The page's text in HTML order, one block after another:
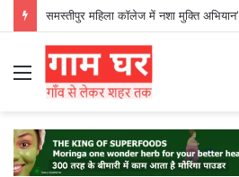
समस्तीपुर महिला कॉलेज में नशा मुक्ति अभियान’
Menu